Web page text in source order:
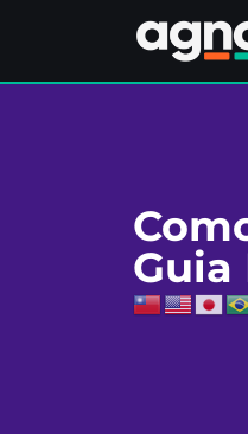
Guia